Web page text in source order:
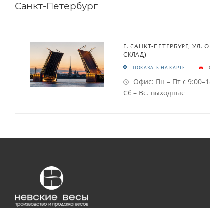
Санкт-Петербург
Г. САНКТ-ПЕТЕРБУРГ, УЛ.
СКЛАД)
ПОКАЗАТЬ НА КАРТЕ
Офис: Пн – Пт с
Сб – Вс: выходные